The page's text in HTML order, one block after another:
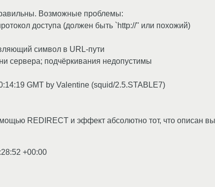
Возможные проблемы:
доступа (должен быть `http://'' или похожий)
символ в URL-пути
сервера; подчёркивания недопустимы
GMT by Valentine (squid/2.5.STABLE7)
REDIRECT и эффект абсолютно тот, что описан
+00:00